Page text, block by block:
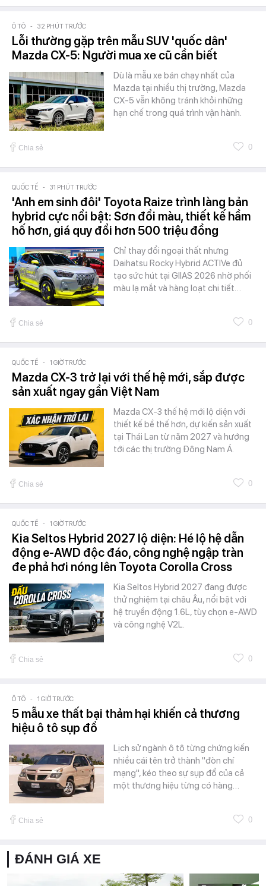
Ô TÔ - 32 PHÚT TRƯỚC
Lỗi thường gặp trên mẫu SUV 'quốc dân'
Mazda CX-5: Người mua xe cũ cần biết
Dù là mẫu xe bán chạy nhất của
Mazda tại nhiều thị trường, Mazda
CX-5 vẫn không tránh khỏi những
hạn chế trong quá trình vận hành.
Chia sẻ 0
QUỐC TẾ - 31 PHÚT TRƯỚC
'Anh em sinh đôi' Toyota Raize trình làng bản
hybrid cực nổi bật: Sơn đổi màu, thiết kế hầm
hố hơn, giá quy đổi hơn 500 triệu đồng
Chỉ thay đổi ngoại thất nhưng
Daihatsu Rocky Hybrid ACTIVe đủ
tạo sức hút tại GIIAS 2026 nhờ phối
màu lạ mắt và hàng loạt chi tiết…
Chia sẻ 0
QUỐC TẾ - 1 GIỜ TRƯỚC
Mazda CX-3 trở lại với thế hệ mới, sắp được
sản xuất ngay gần Việt Nam
Mazda CX-3 thế hệ mới lộ diện với
thiết kế bề thế hơn, dự kiến sản xuất
tại Thái Lan từ năm 2027 và hướng
tới các thị trường Đông Nam Á.
Chia sẻ 0
QUỐC TẾ - 1 GIỜ TRƯỚC
Kia Seltos Hybrid 2027 lộ diện: Hé lộ hệ dẫn
động e-AWD độc đáo, công nghệ ngập tràn
đe phả hơi nóng lên Toyota Corolla Cross
Kia Seltos Hybrid 2027 đang được
thử nghiệm tại châu Âu, nổi bật với
hệ truyền động 1.6L, tùy chọn e-AWD
và công nghệ V2L.
Chia sẻ 0
Ô TÔ - 1 GIỜ TRƯỚC
5 mẫu xe thất bại thảm hại khiến cả thương
hiệu ô tô sụp đổ
Lịch sử ngành ô tô từng chứng kiến
nhiều cái tên trở thành "đòn chí
mạng", kéo theo sự sụp đổ của cả
một thương hiệu từng có hàng…
Chia sẻ 0
ĐÁNH GIÁ XE